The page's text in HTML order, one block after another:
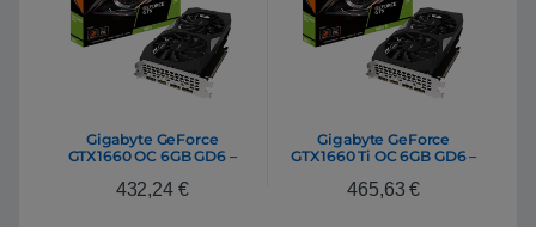
Gigabyte GeForce
GTX1660 OC 6GB GD6 –
432,24 €
Gigabyte GeForce
GTX1660 Ti OC 6GB GD6 –
465,63€